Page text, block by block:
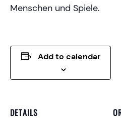
Menschen und Spiele.
Add to calendar
DETAILS